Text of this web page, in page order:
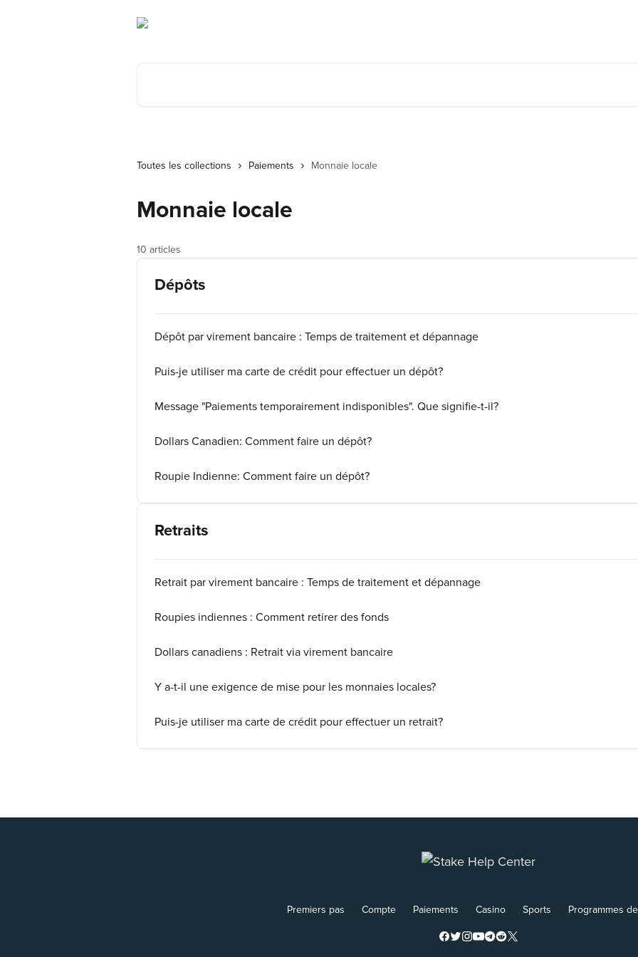
Toutes les collections Paiements Monnaie locale
Monnaie locale
10 articles
Dépôts
Dépôt par virement bancaire : Temps de traitement et dépannage
Puis-je utiliser ma carte de crédit pour effectuer un dépôt?
Message "Paiements temporairement indisponibles". Que signifie-t-il?
Dollars Canadien: Comment faire un dépôt?
Roupie Indienne: Comment faire un dépôt?
Retraits
Retrait par virement bancaire : Temps de traitement et dépannage
Roupies indiennes : Comment retirer des fonds
Dollars canadiens : Retrait via virement bancaire
Y a-t-il une exigence de mise pour les monnaies locales?
Puis-je utiliser ma carte de crédit pour effectuer un retrait?
Premiers pas Compte Paiements Casino Sports Programmes